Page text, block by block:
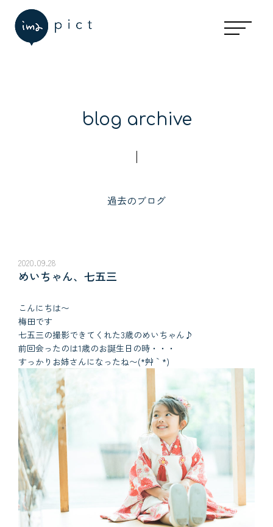
blog archive
過去のブログ
2020.09.28
めいちゃん、七五三
こんにちは〜
梅田です
七五三の撮影できてくれた3歳のめいちゃん♪
前回会ったのは1歳のお誕生日の時・・・
すっかりお姉さんになったね〜(*´艸｀*)